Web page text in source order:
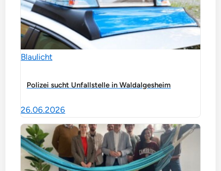
Blaulicht
Polizei sucht Unfallstelle in Waldalgesheim
26.06.2026